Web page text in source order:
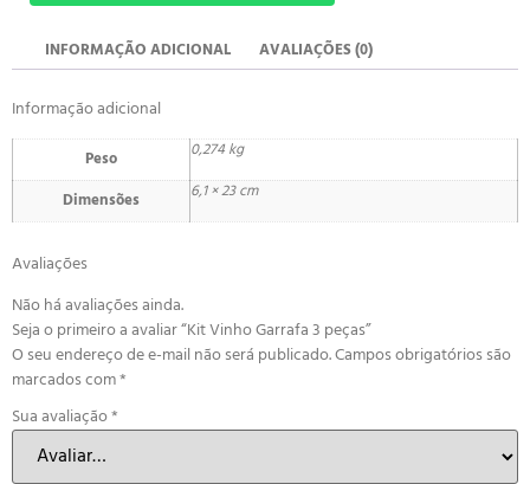
INFORMAÇÃO ADICIONAL AVALIAÇÕES (0)
Informação adicional
Peso 0,274 kg
Dimensões 6,1 × 23 cm
Avaliações
Não há avaliações ainda.
Seja o primeiro a avaliar “Kit Vinho Garrafa 3 peças”
O seu endereço de e-mail não será publicado.Campos obrigatórios são
marcados com*
Sua avaliação*